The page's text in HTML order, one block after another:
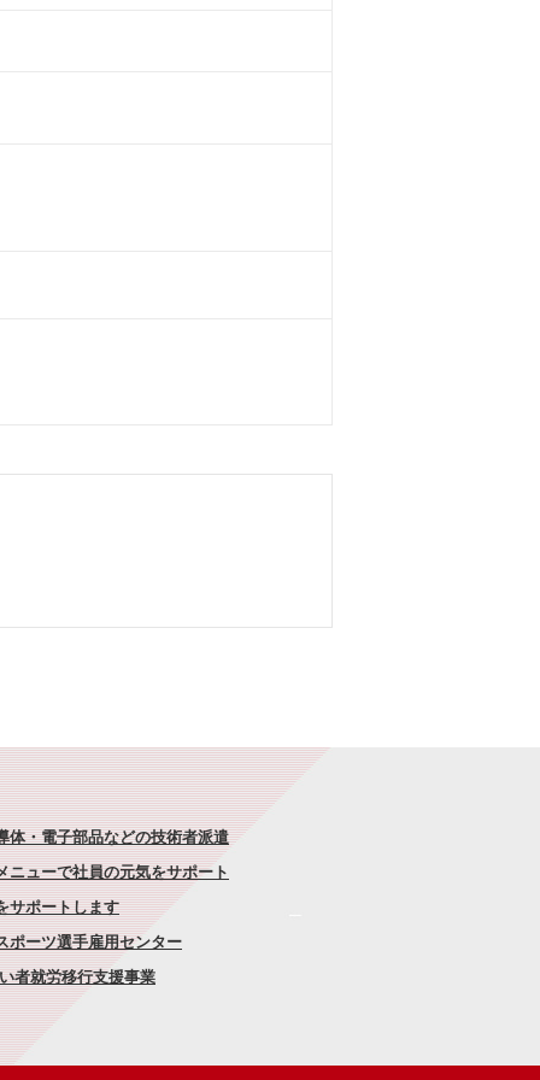
体・電子部品などの技術者派遣
ニューで社員の元気をサポート
サポートします
ポーツ選手雇用センター
者就労移行支援事業